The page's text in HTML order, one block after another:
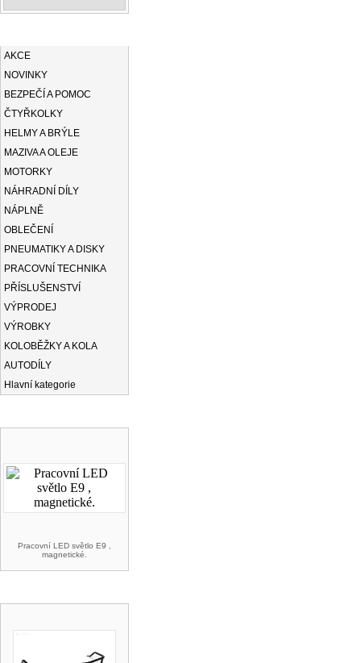
AKCE
NOVINKY
BEZPEČÍ A POMOC
ČTYŘKOLKY
HELMY A BRÝLE
MAZIVA A OLEJE
MOTORKY
NÁHRADNÍ DÍLY
NÁPLNĚ
OBLEČENÍ
PNEUMATIKY A DISKY
PRACOVNÍ TECHNIKA
PŘÍSLUŠENSTVÍ
VÝPRODEJ
VÝROBKY
KOLOBĚŽKY A KOLA
AUTODÍLY
Hlavní kategorie
Pracovní LED světlo E9 ,
magnetické.